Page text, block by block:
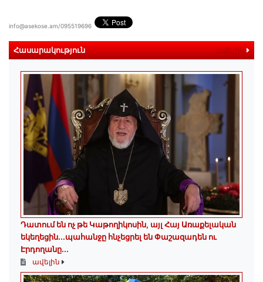
info@asekose.am/095519696
Հասարակություն ավելին
Դատում են ոչ թե Կաթողիկոսին, այլ Հայ Առաքելական
եկեղեցին․․․պահանջը հնչեցրել են Փաշազադեն ու
Էրդողանը․․․
ավելին